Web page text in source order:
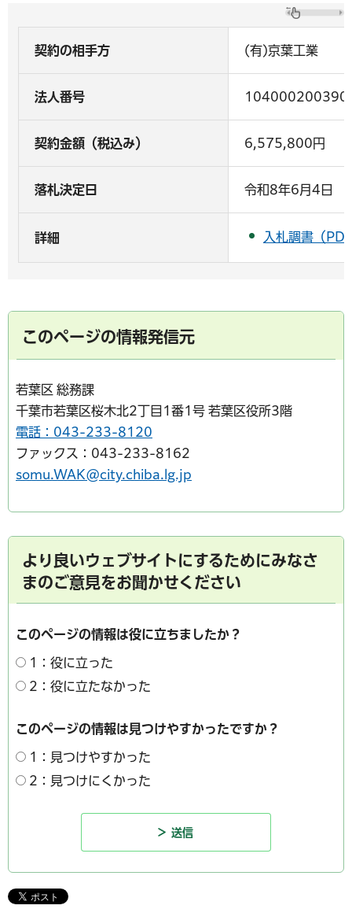
契約の相手方 (有)京葉工業
法人番号
契約金額（税込み） 6,575,800円
落札決定日 令和8年6月4日
詳細 入札調書（
このページの情報発信元
若葉区 総務課
千葉市若葉区桜木北2丁目1番1号 若葉区役所3階
電話：043-233-8120
ファックス：043-233-8162
somu.WAK@city.chiba.lg.jp
より良いウェブサイトにするためにみなさ
まのご意見をお聞かせください
このページの情報は役に立ちましたか？
1：役に立った
2：役に立たなかった
このページの情報は見つけやすかったですか？
1：見つけやすかった
2：見つけにくかった